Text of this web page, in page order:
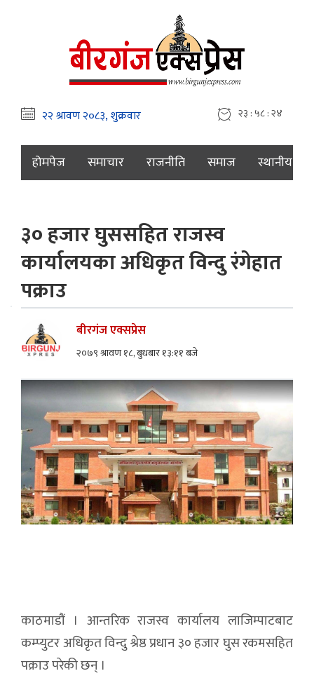
२३ : ५८ : २५
होमपेज समाचार राजनीति समाज स्थानीय
३० हजार घुससहित राजस्व
कार्यालयका अधिकृत विन्दु रंगेहात
पक्राउ
बीरगंज एक्सप्रेस
२०७९ श्रावण १८, बुधबार १३:११ बजे
काठमाडौं । आन्तरिक राजस्व कार्यालय लाजिम्पाटबाट
कम्प्युटर अधिकृत विन्दु श्रेष्ठ प्रधान ३० हजार घुस रकमसहित
पक्राउ परेकी छन् ।